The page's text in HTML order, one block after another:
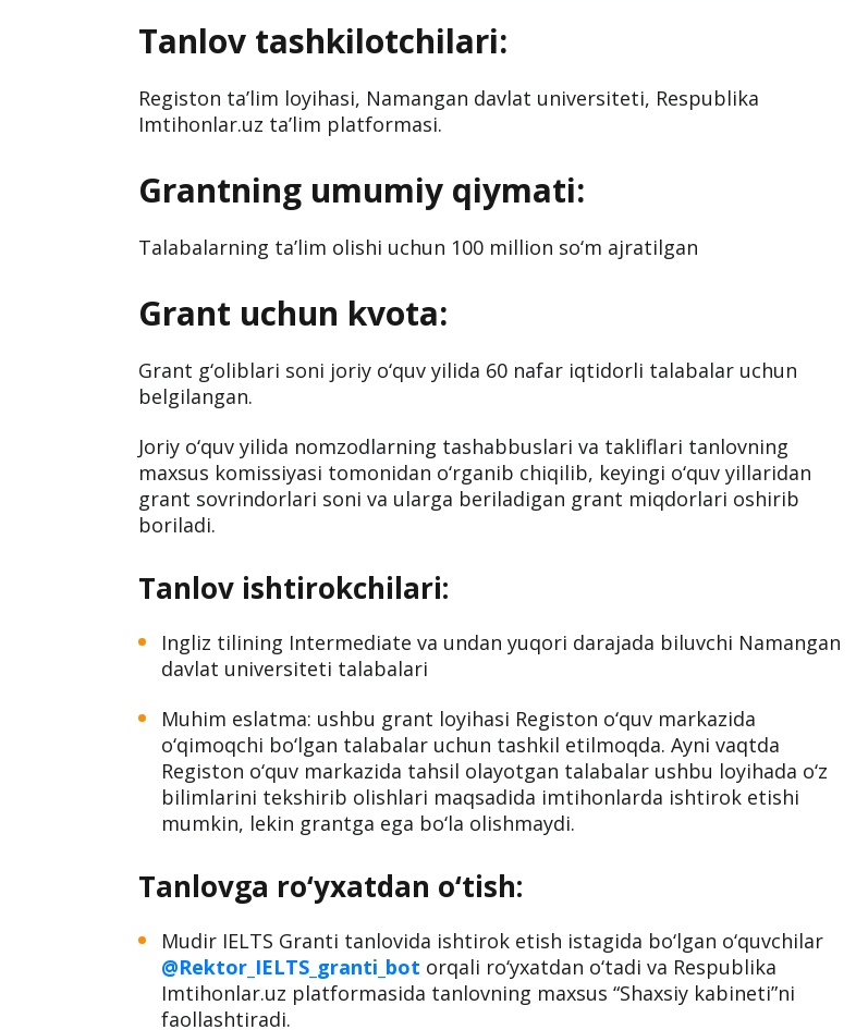
Tanlov tashkilotchilari:
Registon ta’lim loyihasi, Namangan davlat universiteti, Respublika
Imtihonlar.uz ta’lim platformasi.
Grantning umumiy qiymati:
Talabalarning ta’lim olishi uchun 100 million so‘m ajratilgan
Grant uchun kvota:
Grant g‘oliblari soni joriy o‘quv yilida 60 nafar iqtidorli talabalar uchun
belgilangan.
Joriy o‘quv yilida nomzodlarning tashabbuslari va takliflari tanlovning
maxsus komissiyasi tomonidan o‘rganib chiqilib, keyingi o‘quv yillaridan
grant sovrindorlari soni va ularga beriladigan grant miqdorlari oshirib
boriladi.
Tanlov ishtirokchilari:
Ingliz tilining Intermediate va undan yuqori darajada biluvchi Namangan
davlat universiteti talabalari
Muhim eslatma: ushbu grant loyihasi Registon o‘quv markazida
o‘qimoqchi bo‘lgan talabalar uchun tashkil etilmoqda. Ayni vaqtda
Registon o‘quv markazida tahsil olayotgan talabalar ushbu loyihada o‘z
bilimlarini tekshirib olishlari maqsadida imtihonlarda ishtirok etishi
mumkin, lekin grantga ega bo‘la olishmaydi.
Tanlovga ro‘yxatdan o‘tish:
Mudir IELTS Granti tanlovida ishtirok etish istagida bo‘lgan o‘quvchilar
@Rektor_IELTS_granti_bot orqali ro‘yxatdan o‘tadi va Respublika
Imtihonlar.uz platformasida tanlovning maxsus “Shaxsiy kabineti”ni
faollashtiradi.